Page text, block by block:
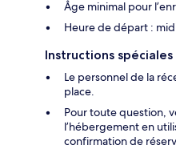
Âge minimal pour
Heure de départ :
Instructions
Le personnel de la
place.
Pour toute question,
l’hébergement en
confirmation de